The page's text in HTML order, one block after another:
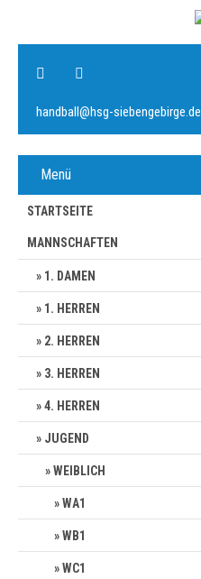
handball@hsg-siebengebirge.de
Menü
STARTSEITE
MANNSCHAFTEN
1. DAMEN
1. HERREN
2. HERREN
3. HERREN
4. HERREN
JUGEND
WEIBLICH
WA1
WB1
WC1